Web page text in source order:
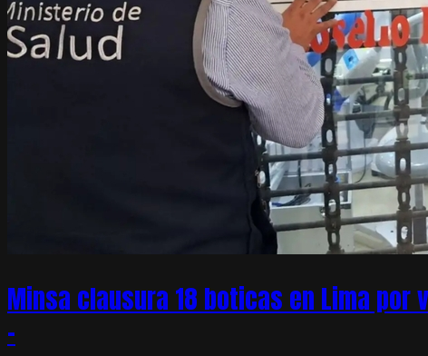
Minsa clausura 18 boticas en Lima
–